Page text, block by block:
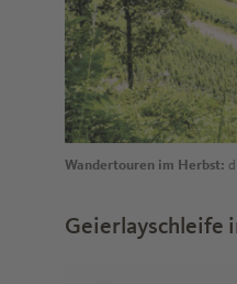
Wandertouren im Herbst:
Geierlayschleife